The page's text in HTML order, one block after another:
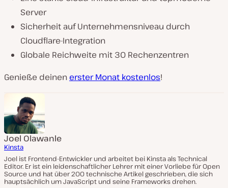
Server
Sicherheit auf Unternehmensniveau durch
Cloudflare-Integration
Globale Reichweite mit 30 Rechenzentren
Genieße deinen erster Monat kostenlos!
Joel Olawanle
Kinsta
Joel ist Frontend-Entwickler und arbeitet bei Kinsta als Technical
Editor. Er ist ein leidenschaftlicher Lehrer mit einer Vorliebe für Open
Source und hat über 200 technische Artikel geschrieben, die sich
hauptsächlich um JavaScript und seine Frameworks drehen.